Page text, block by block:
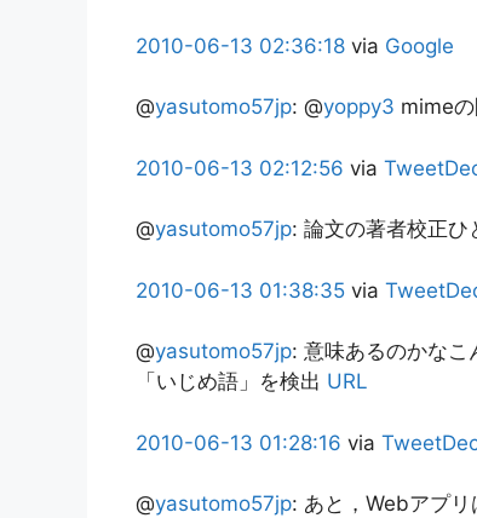
2010-06-13 02:36:18 via Google
@yasutomo57jp: @yoppy3 mimeの
2010-06-13 02:12:56 via
@yasutomo57jp: 論文の著者校正ひ
2010-06-13 01:38:35 via
@yasutomo57jp: 意味あるのかな
「いじめ語」を検出 URL
2010-06-13 01:28:16 via
@yasutomo57jp: あと，Webアプ